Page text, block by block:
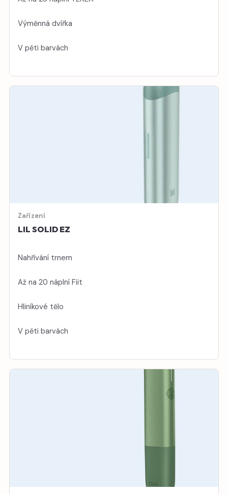
Výměnná dvířka
V pěti barvách
Zařízení
LIL SOLID EZ
Nahřívání trnem
Až na 20 náplní Fiit
Hliníkové tělo
V pěti barvách